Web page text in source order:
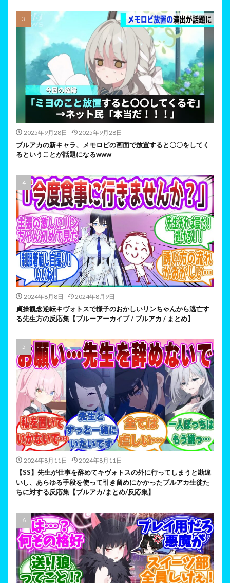
2025年9月28日 2025年9月28日
ブルアカの新キャラ、メモロビの画面で放置すると〇〇をしてく
るということが話題になるwww
2024年8月8日 2024年8月9日
貞操観念逆転キヴォトスで様子のおかしいリンちゃんから逃亡す
る先生方の反応集【ブルーアーカイブ / ブルアカ / まとめ】
2024年8月11日 2024年8月11日
【SS】先生が仕事を辞めてキヴォトスの外に行ってしまうと勘違
いし、あらゆる手段を使って引き留めにかかったブルアカ生徒た
ちに対する反応集【ブルアカ/まとめ/反応集】